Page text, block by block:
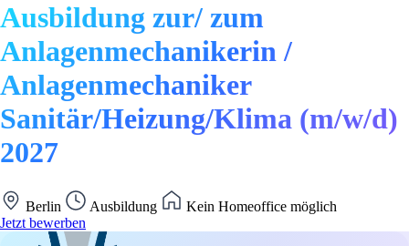
Ausbildung zur/ zum
Anlagenmechanikerin /
Anlagenmechaniker
Sanitär/Heizung/Klima (m/w/d)
2027
Berlin Ausbildung
Kein Homeoffice möglich
Jetzt bewerben